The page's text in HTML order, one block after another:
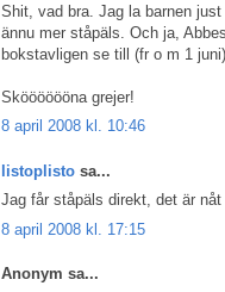
Shit, vad bra. Jag la barnen
ännu mer ståpäls. Och ja,
bokstavligen se till (fr o m 1
Skööööööna grejer!
8 april 2008 kl. 10:46
listoplisto sa...
Jag får ståpäls direkt, det är
8 april 2008 kl. 17:15
Anonym sa...